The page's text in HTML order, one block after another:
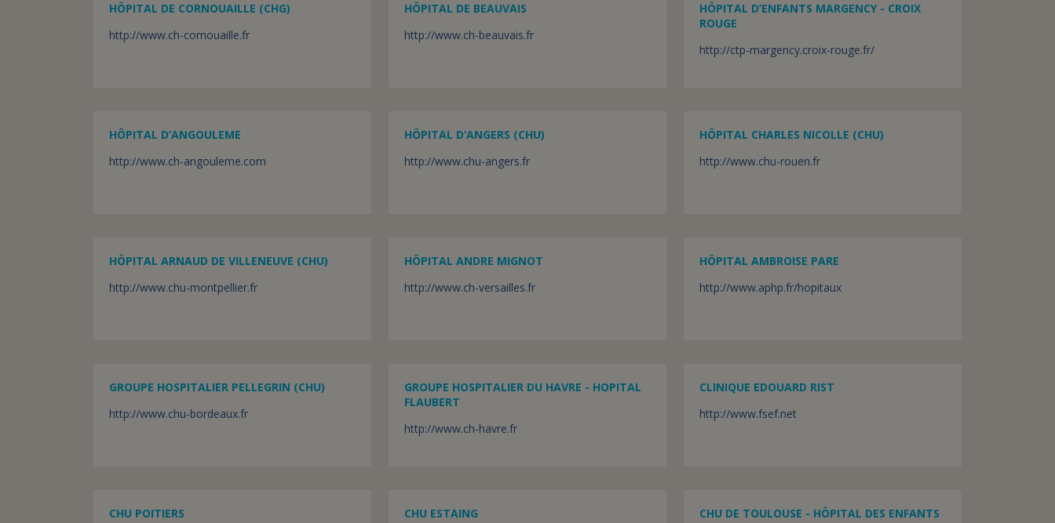
HÔPITAL DE CORNOUAILLE (CHG)
http://www.ch-cornouaille.fr
HÔPITAL DE BEAUVAIS
http://www.ch-beauvais.fr
HÔPITAL D’ENFANTS MARGENCY - CROIX
ROUGE
http://ctp-margency.croix-rouge.fr/
HÔPITAL D’ANGOULEME
http://www.ch-angouleme.com
HÔPITAL D’ANGERS (CHU)
http://www.chu-angers.fr
HÔPITAL CHARLES NICOLLE (CHU)
http://www.chu-rouen.fr
HÔPITAL ARNAUD DE VILLENEUVE (CHU)
http://www.chu-montpellier.fr
HÔPITAL ANDRE MIGNOT
http://www.ch-versailles.fr
HÔPITAL AMBROISE PARE
http://www.aphp.fr/hopitaux
GROUPE HOSPITALIER PELLEGRIN (CHU)
http://www.chu-bordeaux.fr
GROUPE HOSPITALIER DU HAVRE - HOPITAL
FLAUBERT
http://www.ch-havre.fr
CLINIQUE EDOUARD RIST
http://www.fsef.net
CHU POITIERS CHU ESTAING CHU DE TOULOUSE - HÔPITAL DES ENFANTS